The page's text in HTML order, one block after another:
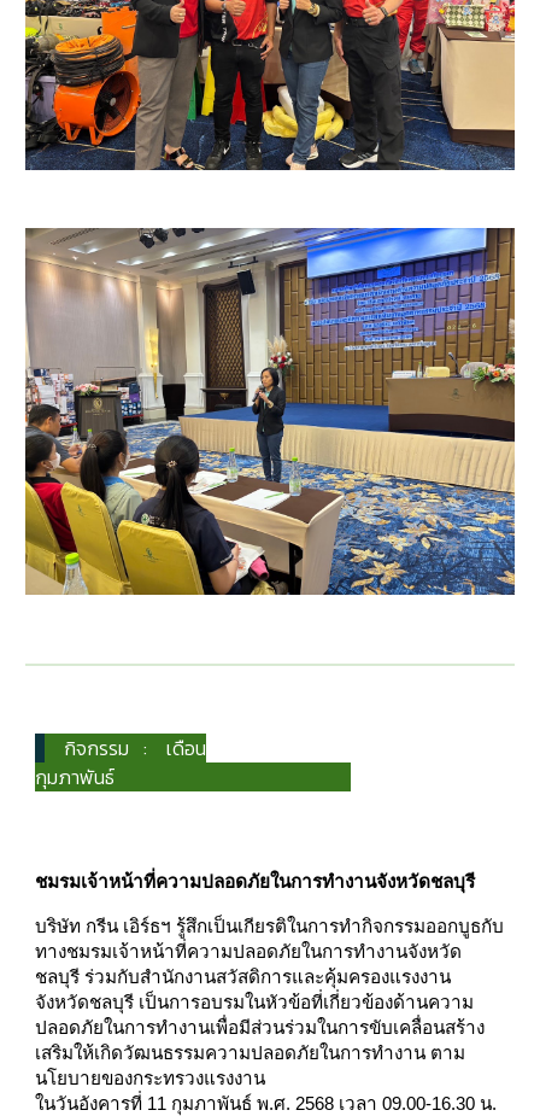
กิจกรรม : เดือน
กุมภาพันธ์
ชมรมเจ้าหน้าที่ความปลอดภัยในการทำงานจังหวัดชลบุรี
บริษัท กรีน เอิร์ธฯ รู้สึกเป็นเกียรติในการทำกิจกรรมออกบูธกับ
ทางชมรมเจ้าหน้าที่ความปลอดภัยในการทำงานจังหวัด
ชลบุรี ร่วมกับสำนักงานสวัสดิการและคุ้มครองแรงงาน
จังหวัดชลบุรี เป็นการอบรมในหัวข้อที่เกี่ยวข้องด้านความ
ปลอดภัยในการทำงานเพื่อมีส่วนร่วมในการขับเคลื่อนสร้าง
เสริมให้เกิดวัฒนธรรมความปลอดภัยในการทำงาน ตาม
นโยบายของกระทรวงแรงงาน
ในวันอังคารที่ 11 กุมภาพันธ์ พ.ศ. 2568 เวลา 09.00-16.30 น.